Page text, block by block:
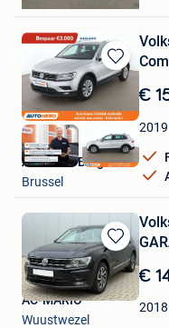
Bewaren
in
Mijn
Favorieten
€
2019
Autohero België
Brussel
Bewaren
in
Mijn
Favorieten
€
2018
AC-MARIO
Wuustwezel